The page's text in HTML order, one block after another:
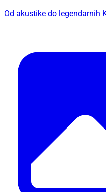
Od akustike do legendarnih